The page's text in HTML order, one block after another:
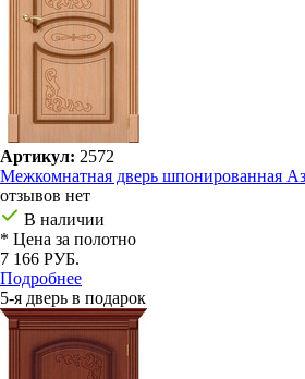
Артикул: 2572
Межкомнатная дверь шпонированная
отзывов нет
В наличии
* Цена за полотно
7 166 РУБ.
Подробнее
5-я дверь в подарок